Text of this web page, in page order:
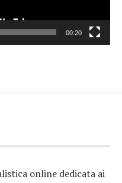
00:20
online dedicata ai